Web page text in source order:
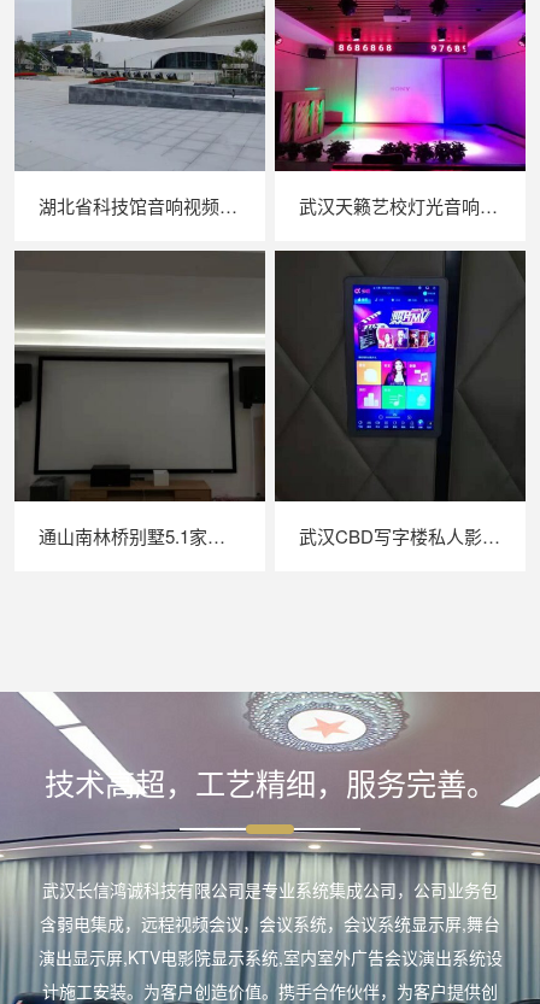
湖北省科技馆音响视频系统安装完成 武汉天籁艺校灯光音响产品
通山南林桥别墅5.1家庭影院音箱 武汉CBD写字楼私人影院KTV点歌机安装
技术高超，工艺精细，服务完善。
武汉长信鸿诚科技有限公司是专业系统集成公司，公司业务包
含弱电集成，远程视频会议，会议系统，会议系统显示屏,舞台
演出显示屏,KTV电影院显示系统,室内室外广告会议演出系统设
计施工安装。为客户创造价值。携手合作伙伴，为客户提供创